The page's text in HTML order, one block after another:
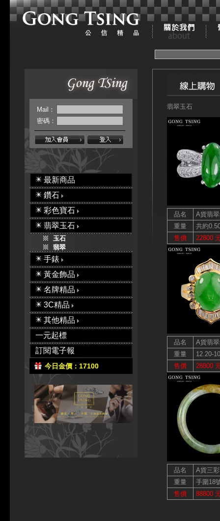
Mail：
密碼：
最新商品
鑽石
彩色寶石
翡翠玉石
玉石
翡翠
手錶
黃金飾品
名牌精品
3C精品
其他精品
一元起標
訂閱電子報
今日金價：17100
翡翠玉石
品名
A貨翡
重量
共約
售價
22800
品名
A貨翡
重量
12.20-10
售價
28800
品名
A貨三
重量
手圍18
售價
88800